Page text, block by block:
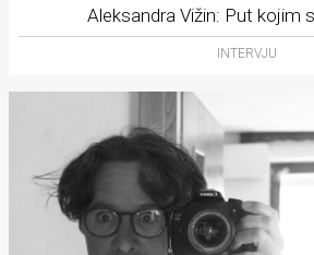
Aleksandra Vižin: Put kojim
INTERVJU